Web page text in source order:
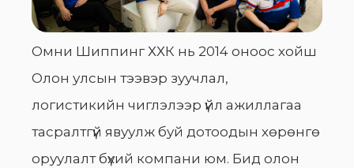
Омни Шиппинг ХХК нь 2014 оноос хойш
Олон улсын тээвэр зуучлал,
логистикийн чиглэлээр үйл ажиллагаа
тасралтгүй явуулж буй дотоодын хөрөнгө
оруулалт бүхий компани юм. Бид олон